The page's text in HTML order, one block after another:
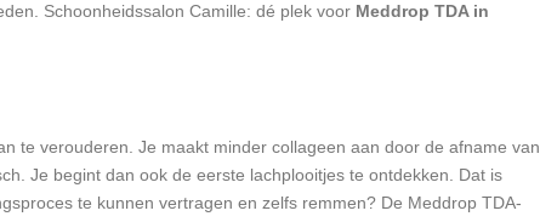
Schoonheidssalon Camille: dé plek voor Meddrop TDA in
te verouderen. Je maakt minder collageen aan door de afname van
Je begint dan ook de eerste lachplooitjes te ontdekken. Dat is
te kunnen vertragen en zelfs remmen? De Meddrop TDA-